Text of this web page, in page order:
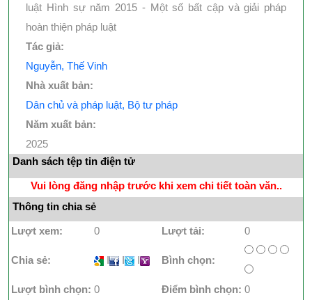
luật Hình sự năm 2015 - Một số bất cập và giải pháp
hoàn thiện pháp luật
Tác giả:
Nguyễn, Thế Vinh
Nhà xuất bản:
Dân chủ và pháp luật, Bộ tư pháp
Năm xuất bản:
2025
Danh sách tệp tin điện tử
Vui lòng đăng nhập trước khi xem chi tiết toàn văn..
Thông tin chia sẻ
Lượt xem: 0 Lượt tải: 0
Chia sẻ: I I I Bình chọn:
Lượt bình chọn: 0 Điểm bình chọn: 0